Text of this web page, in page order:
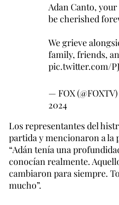
Adan Canto,
be cherished
We grieve
family, friends,
pic.twitter.com/
— FOX (@FOXTV)
2024
Los representantes del
partida y mencionaron a la
“Adán tenía una
conocían realmente.
cambiaron para siempre.
mucho”.